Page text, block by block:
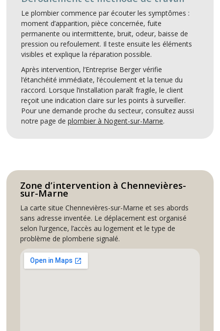
Le plombier commence par écouter les symptômes :
moment d’apparition, pièce concernée, fuite
permanente ou intermittente, bruit, odeur, baisse de
pression ou refoulement. Il teste ensuite les éléments
visibles et explique la réparation possible.
Après intervention, l’Entreprise Berger vérifie
l’étanchéité immédiate, l’écoulement et la tenue du
raccord. Lorsque l’installation paraît fragile, le client
reçoit une indication claire sur les points à surveiller.
Pour une demande proche du secteur, consultez aussi
notre page de plombier à Nogent-sur-Marne.
Zone d’intervention à Chennevières-
sur-Marne
La carte situe Chennevières-sur-Marne et ses abords
sans adresse inventée. Le déplacement est organisé
selon l’urgence, l’accès au logement et le type de
problème de plomberie signalé.